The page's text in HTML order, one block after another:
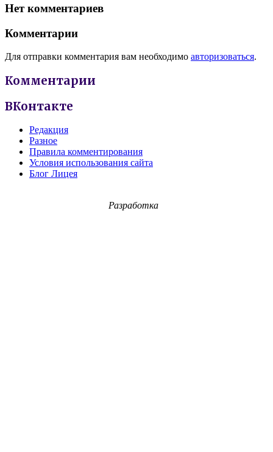
Нет комментариев
Комментарии
Для отправки комментария вам необходимо авторизоваться.
Комментарии
ВКонтакте
Редакция
Разное
Правила комментирования
Условия использования сайта
Блог Лицея
Разработка